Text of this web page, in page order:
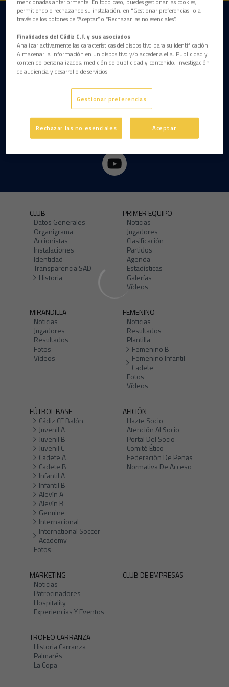
DESCARGAR LA APP AHORA
CLUB
Datos Generales
Organigrama
Accionistas
Instalaciones
Identidad
Transparencia SAD
Historia
PRIMER EQUIPO
Noticias
Jugadores
Clasificación
Partidos
Agenda
Estadísticas
Galerías
Vídeos
MIRANDILLA
Noticias
Jugadores
Resultados
Fotos
Vídeos
FEMENINO
Noticias
Resultados
Plantilla
Femenino B
Femenino Infantil -
Cadete
Fotos
Vídeos
FÚTBOL BASE
Cádiz CF Balón
Juvenil A
Juvenil B
Juvenil C
Cadete A
Cadete B
Infantil A
Infantil B
Alevín A
Alevín B
Genuine
Internacional
International Soccer
Academy
Fotos
AFICIÓN
Hazte Socio
Atención Al Socio
Portal Del Socio
Comité Ético
Federación De Peñas
Normativa De Acceso
MARKETING
Noticias
Patrocinadores
Hospitality
Experiencias Y Eventos
CLUB DE EMPRESAS
TROFEO CARRANZA
Historia Carranza
Palmarés
La Copa
permitiendo o rechazando su instalación, en "Gestionar preferencias" o a
través de los botones de “Aceptar” o “Rechazar las no esenciales”.
Finalidades del Cádiz C.F. y sus asociados
Analizar activamente las características del dispositivo para su identificación.
Almacenar la información en un dispositivo y/o acceder a ella. Publicidad y
contenido personalizados, medición de publicidad y contenido, investigación
de audiencia y desarrollo de servicios.
Gestionar preferencias
Rechazar las no esenciales Aceptar